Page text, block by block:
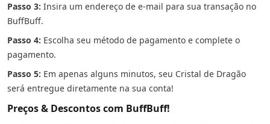
Passo 3: Insira um endereço de e-mail para sua transação no
BuffBuff.
Passo 4: Escolha seu método de pagamento e complete o
pagamento.
Passo 5: Em apenas alguns minutos, seu Cristal de Dragão
será entregue diretamente na sua conta!
Preços & Descontos com BuffBuff!